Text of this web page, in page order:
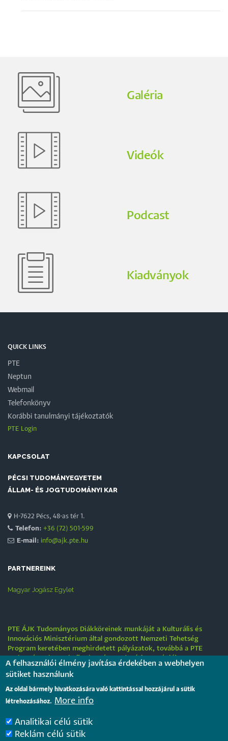
Galéria
Videók
Podcast
Kiadványok
QUICK LINKS
PTE
Neptun
Webmail
Telefonkönyv
Korábbi tanulmányi tájékoztatók
PTE Login
KAPCSOLAT
PÉCSI TUDOMÁNYEGYETEM
ÁLLAM- ÉS JOGTUDOMÁNYI KAR
H-7622 Pécs, 48-as tér 1.
Telefon: +36 (72) 501-599
E-mail: info@ajk.pte.hu
PARTNEREINK
Magyar Jogász Egylet
PTE ÁJK Tudományos Diákköreinek munkáját a Kulturális és
Innovációs Minisztérium által gondozott Nemzeti Tehetség
Program keretében meghirdetett pályázatok, továbbá a PTE
„Tehetségre hangolva” tehetséggondozási stratégiája
támogatják.
Tájékoztatás nyári működési rendről
2026. július 31.
Internationale rechtsvergleichende Konferenz für junge
A felhasználói élmény javítása érdekében a webhelyen
sütiket használunk
Az oldal bármely hivatkozására való kattintással hozzájárul a sütik
létrehozásához. More info
Analitikai célú sütik
Reklám célú sütik